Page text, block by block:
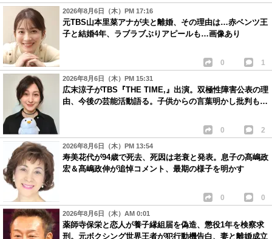
2026年8月6日（木）PM 17:16
元TBS山本里菜アナが夫と離婚、その理由は…赤ベンツ王
子と結婚4年、ラブラブぶりアピールも…画像あり
0 1
2026年8月6日（木）PM 15:31
広末涼子がTBS『THE TIME,』出演。双極性障害公表の理
由、今後の芸能活動語る。子供からの言葉明かし批判も…
0 2
2026年8月6日（木）PM 13:54
寿美花代が94歳で死去、死因は老衰と発表。息子の髙嶋政
宏＆髙嶋政伸が追悼コメント、最期の様子を明かす
0 0
2026年8月6日（木）AM 0:01
薬師寺保栄と恋人が養子縁組届を偽造、懲役1年を検察求
刑。元ボクシング世界王者が犯行動機告白、妻と離婚成立